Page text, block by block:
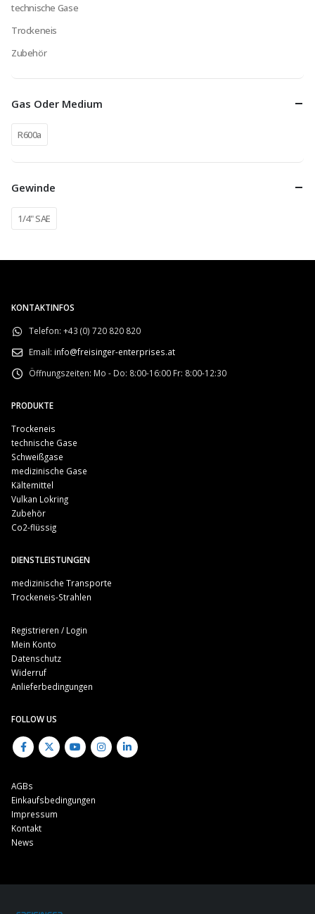
technische Gase
Trockeneis
Zubehör
Gas Oder Medium
R600a
Gewinde
1/4" SAE
KONTAKTINFOS
Telefon: +43 (0) 720 820 820
Email: info@freisinger-enterprises.at
Öffnungszeiten: Mo - Do: 8:00-16:00 Fr: 8:00-12:30
PRODUKTE
Trockeneis
technische Gase
Schweißgase
medizinische Gase
Kältemittel
Vulkan Lokring
Zubehör
Co2-flüssig
DIENSTLEISTUNGEN
medizinische Transporte
Trockeneis-Strahlen
Registrieren / Login
Mein Konto
Datenschutz
Widerruf
Anlieferbedingungen
FOLLOW US
AGBs
Einkaufsbedingungen
Impressum
Kontakt
News